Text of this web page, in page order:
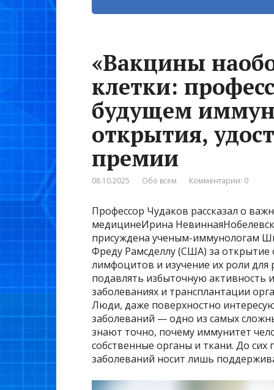
«Вакцины
клетки:
будущем
открытия,
премии
08.10.2025 Обо всем Комментарии: 0
Профессор Чудаков рассказал о
медицинеИрина
присуждена ученым-иммунологам
Фреду Рамсделлу (США) за
лимфоцитов и изучение их роли
подавлять избыточную
заболеваниях и трансплантации
Люди, даже поверхностно
заболеваний — одно из самых
знают точно, почему иммунитет
собственные органы и ткани. До сих
заболеваний носит лишь